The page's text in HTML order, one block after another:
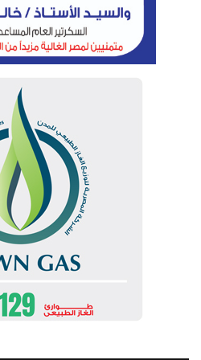
الإعلان عن الفائزين بجوائز
وزير البترول ينعي المهندس
الطاقة بمجلس الشيوخ